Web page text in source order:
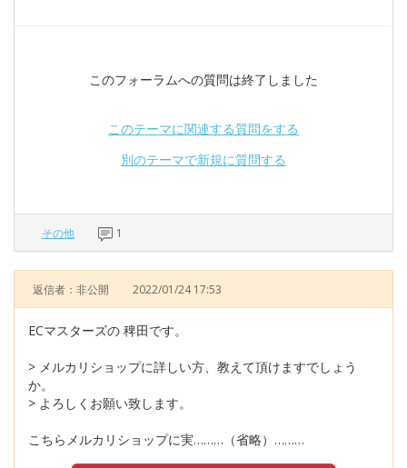
このフォーラムへの質問は終了しました
このテーマに関連する質問をする
別のテーマで新規に質問する
その他 1
返信者：非公開 2022/01/24 17:53
ECマスターズの 稗田です。
> メルカリショップに詳しい方、教えて頂けますでしょう
か。
> よろしくお願い致します。
こちらメルカリショップに実………（省略）………